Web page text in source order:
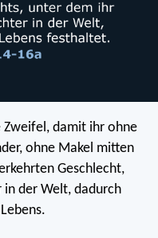
Zweifel, damit ihr ohne
ohne Makel mitten
Geschlecht,
der Welt, dadurch